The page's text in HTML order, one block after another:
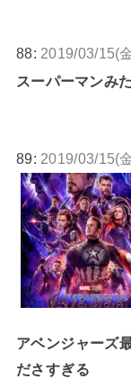
88: 2019/03/15(
スーパーマンみ
89: 2019/03/15(
アベンジャーズ
ださすぎる